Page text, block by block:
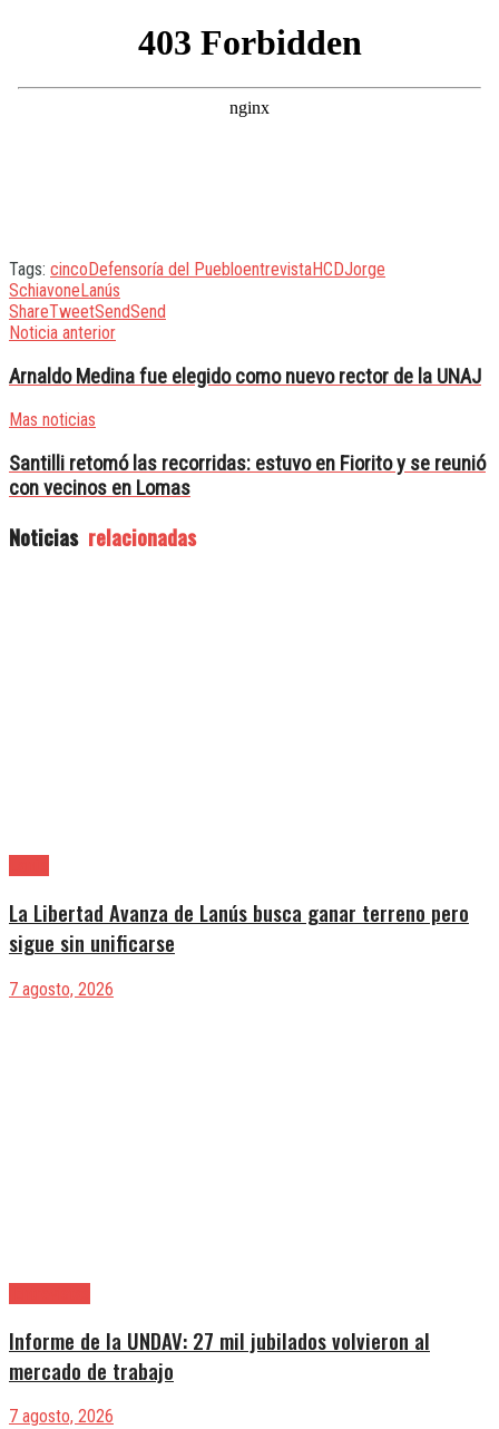
Tags: cincoDefensoría del PuebloentrevistaHCDJorge
SchiavoneLanús
ShareTweetSendSend
Noticia anterior
Arnaldo Medina fue elegido como nuevo rector de la UNAJ
Mas noticias
Santilli retomó las recorridas: estuvo en Fiorito y se reunió
con vecinos en Lomas
Noticias relacionadas
La Libertad Avanza de Lanús busca ganar terreno pero
sigue sin unificarse
7 agosto, 2026
Informe de la UNDAV: 27 mil jubilados volvieron al
mercado de trabajo
7 agosto, 2026